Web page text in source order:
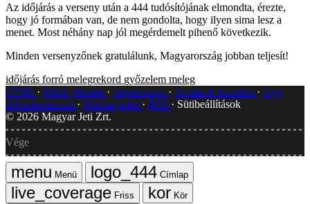
Az időjárás a verseny után a 444 tudósítójának elmondta, érezte,
hogy jó formában van, de nem gondolta, hogy ilyen sima lesz a
menet. Most néhány nap jól megérdemelt pihenő következik.
Minden versenyzőnek gratulálunk, Magyarország jobban teljesít!
időjárás forró melegrekord győzelem meleg
GYIK
Hibát jelentek Impresszum Javítások kezelése
Jogi
dokumentumok
Médiaajánlat RSS
Sütibeállítások
© 2026 Magyar Jeti Zrt.
Vége
Menü
Címlap
Friss
Kör